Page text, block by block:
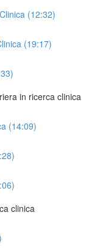
(12:32)
(19:17)
in ricerca clinica
(14:09)
clinica